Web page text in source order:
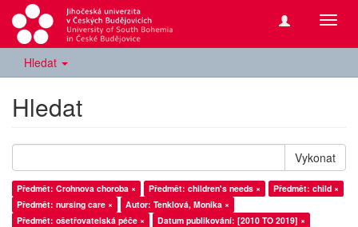
Hledat
Hledat
Vykonat
Předmět: Crohnova choroba × Předmět: children's needs ×
Předmět: child ×
Předmět: nursing care ×
Autor: Tenklová, Monika ×
Předmět: ošetřovatelská péče ×
Datum publikování: [2010 TO 2019] ×